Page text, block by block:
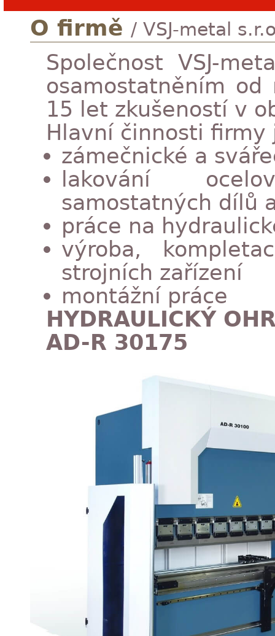
O firmě / VSJ-metal
Společnost VSJ-
osamostatněním
15 let zkušeností v
Hlavní činnosti firmy
zámečnické a
lakování
samostatných dílů
práce na
výroba,
strojních zařízení
montážní práce
HYDRAULICKÝ
AD-R 30175